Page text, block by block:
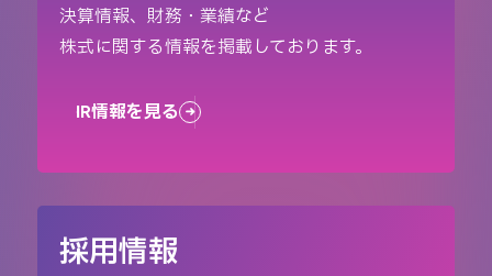
決算情報、財務・業績など
株式に関する情報を掲載しております。
IR情報を見る
採用情報